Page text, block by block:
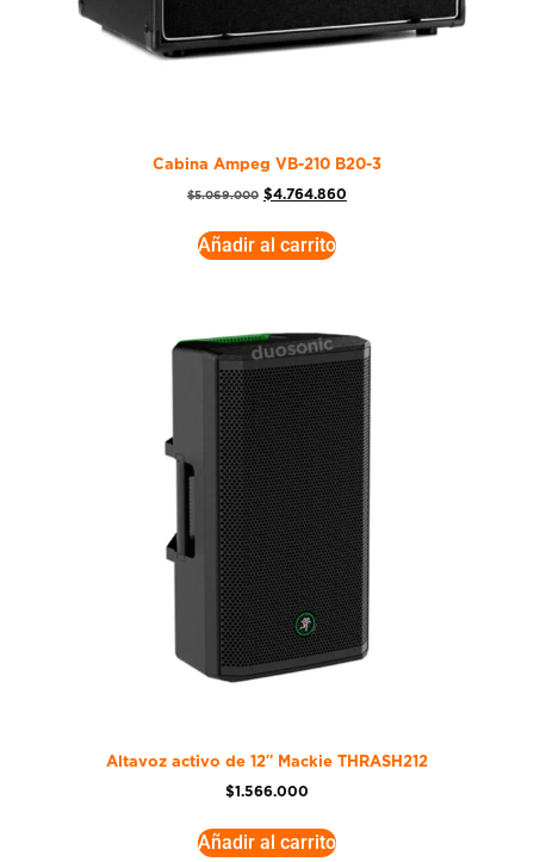
Cabina Ampeg VB-210 B20-3
$5.069.000 $4.764.860
Añadir al carrito
Altavoz activo de 12″ Mackie THRASH212
$1.566.000
Añadir al carrito